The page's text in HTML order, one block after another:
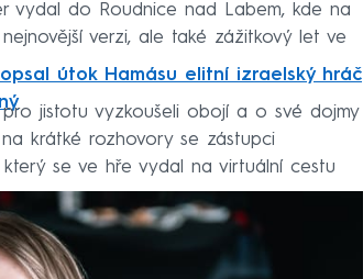
vydal do Roudnice nad Labem, kde na
verzi, ale také zážitkový let ve
útok Hamásu elitní izraelský hráč
jistotu vyzkoušeli obojí a o své dojmy
krátké rozhovory se zástupci
se ve hře vydal na virtuální cestu